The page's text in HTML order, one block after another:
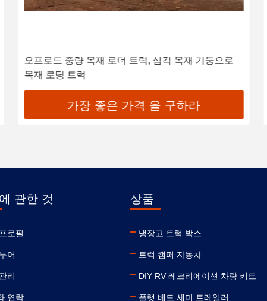
오프로드 중량 목재 로더 트럭, 삼각 목재 기둥으로
목재 로딩 트럭
가장 좋은 가격 을 구하라
관한 것
로필
어
리
연락
상품
냉장고 트럭 박스
트럭 캠퍼 자동차
DIY RV 레크리에이션 차량 키트
플랫 베드 세미 트레일러